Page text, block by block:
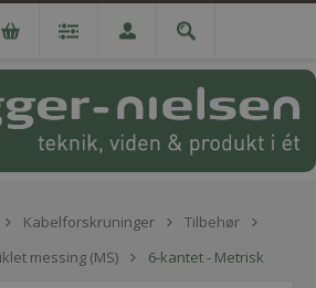
Kabelforskruninger
Tilbehør
messing (MS) 6-kantet - Metrisk